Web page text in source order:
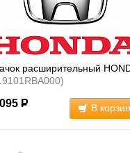
расширительный
Р В